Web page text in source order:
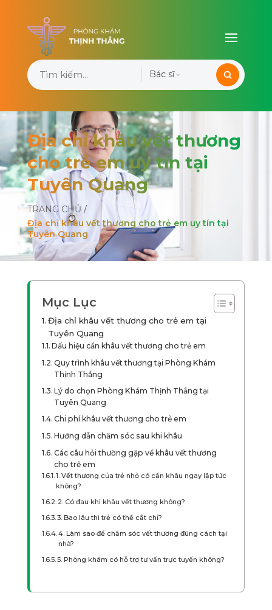
Bác sĩ
Địa chỉ khâu vết thương
cho trẻ em uy tín tại
Tuyên Quang
TRANG CHỦ /
Địa chỉ khâu vết thương cho trẻ em uy tín tại
Tuyên Quang
Mục Lục
Địa chỉ khâu vết thương cho trẻ em tại
Tuyên Quang
Dấu hiệu cần khâu vết thương cho trẻ em
Quy trình khâu vết thương tại Phòng Khám
Thịnh Thắng
Lý do chọn Phòng Khám Thịnh Thắng tại
Tuyên Quang
Chi phí khâu vết thương cho trẻ em
Hướng dẫn chăm sóc sau khi khâu
Các câu hỏi thường gặp về khâu vết thương
cho trẻ em
1. Vết thương của trẻ nhỏ có cần khâu ngay lập tức
không?
2. Có đau khi khâu vết thương không?
3. Bao lâu thì trẻ có thể cắt chỉ?
4. Làm sao để chăm sóc vết thương đúng cách tại
nhà?
5. Phòng khám có hỗ trợ tư vấn trực tuyến không?